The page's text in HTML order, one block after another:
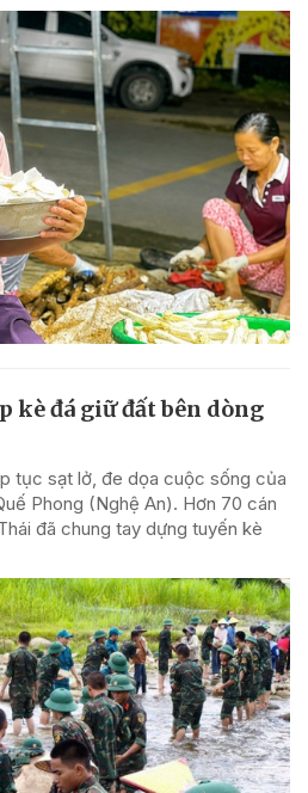
kè đá giữ đất bên dòng
tục sạt lở, đe dọa cuộc sống của
Phong (Nghệ An). Hơn 70 cán
đã chung tay dựng tuyến kè